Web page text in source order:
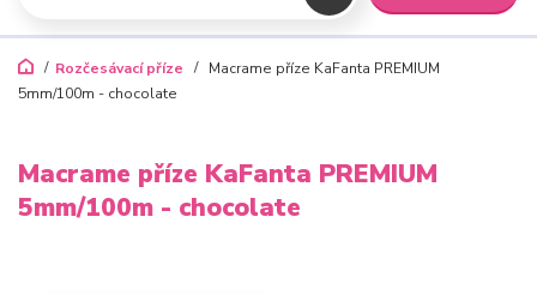
Rozčesávací příze
Macrame příze KaFanta PREMIUM
5mm/100m - chocolate
Macrame příze KaFanta PREMIUM
5mm/100m - chocolate